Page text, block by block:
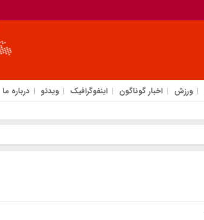
ورزش اخبار گوناگون اینفوگرافیک ویدئو درباره ما